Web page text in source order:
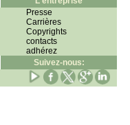
Presse
Carrières
Copyrights
contacts
adhérez
Suivez-nous: